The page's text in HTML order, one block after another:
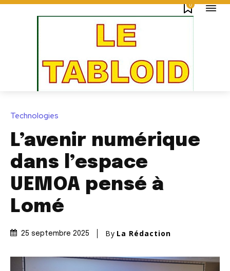
0
Technologies
L’avenir numérique
dans l’espace
UEMOA pensé à
Lomé
25 septembre 2025 By La Rédaction